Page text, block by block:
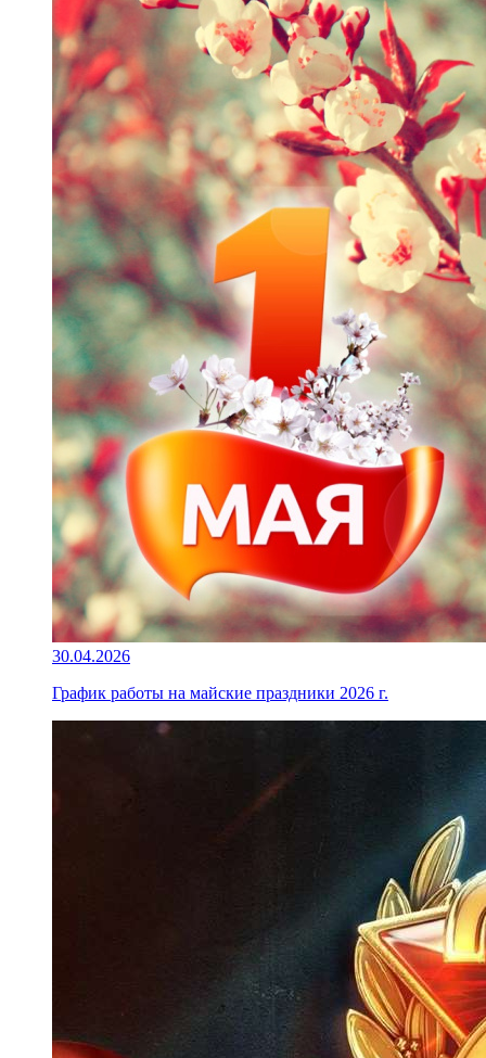
30.04.2026
График работы на майские праздники 2026 г.